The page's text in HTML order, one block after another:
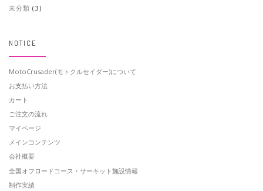
未分類 (3)
NOTICE
MotoCrusader(モトクルセイダー)について
お支払い方法
カート
ご注文の流れ
マイページ
メインコンテンツ
会社概要
全国オフロードコース・サーキット施設情報
制作実績